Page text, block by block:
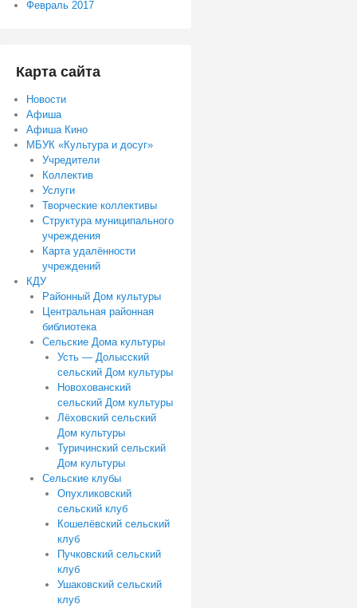
Февраль 2017
Карта сайта
Новости
Афиша
Афиша Кино
МБУК «Культура и досуг»
Учредители
Коллектив
Услуги
Творческие коллективы
Структура муниципального
учреждения
Карта удалённости
учреждений
КДУ
Районный Дом культуры
Центральная районная
библиотека
Сельские Дома культуры
Усть — Долысский
сельский Дом культуры
Новохованский
сельский Дом культуры
Лёховский сельский
Дом культуры
Туричинский сельский
Дом культуры
Сельские клубы
Опухликовский
сельский клуб
Кошелёвский сельский
клуб
Пучковский сельский
клуб
Ушаковский сельский
клуб